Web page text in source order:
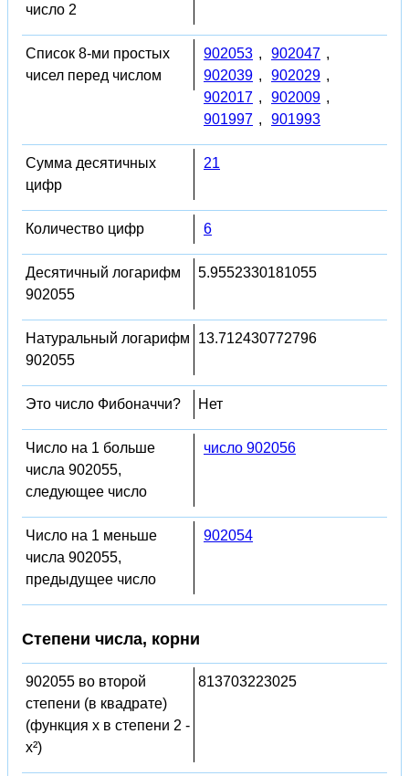
число 2
Список 8-ми простых
чисел перед числом
902053 , 902047 ,
902039 , 902029 ,
902017 , 902009 ,
901997 , 901993
Сумма десятичных
цифр
21
Количество цифр 6
Десятичный логарифм
902055
5.9552330181055
Натуральный логарифм
902055
13.712430772796
Это число Фибоначчи? Нет
Число на 1 больше
числа 902055,
следующее число
число 902056
Число на 1 меньше
числа 902055,
предыдущее число
902054
Степени числа, корни
902055 во второй
степени (в квадрате)
(функция x в степени 2 -
x²)
813703223025